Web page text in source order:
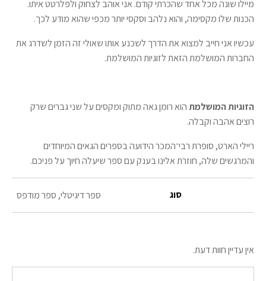
מיילו שונה מכל אחד שהכרתי קודם. אני אוהב לצחוק ולפלרטט איתו.
הכנות שלו מקסימה, והוא נלהב וסקסי יותר מכפי שהוא מודע לכך.
עכשיו אני חייב למצוא את הדרך לשכנע אותו שאולי זה הזמן לשדרג את
החברות המושלמת הזאת לזוגיות המושלמת.
הזוגיות המושלמתהוא רומן גאה מתוק ומקסים על שני גברים שרק
רוצים אהבה וקבלה.
ריילי הארט, סופרת רבי־המכר הידועה בספרים הגאים המיוחדים
והמרגשים שלה, חוזרת אלינו בענק עם ספר שיעלה חיוך על פניכם.
סוג ספר דיגיטלי, ספר מודפס
אין עדיין חוות דעת.